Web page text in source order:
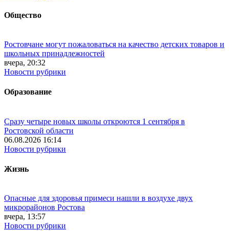
Общество
Ростовчане могут пожаловаться на качество детских товаров и
школьных принадлежностей
вчера, 20:32
Новости рубрики
Образование
Сразу четыре новых школы откроются 1 сентября в
Ростовской области
06.08.2026 16:14
Новости рубрики
Жизнь
Опасные для здоровья примеси нашли в воздухе двух
микрорайонов Ростова
вчера, 13:57
Новости рубрики